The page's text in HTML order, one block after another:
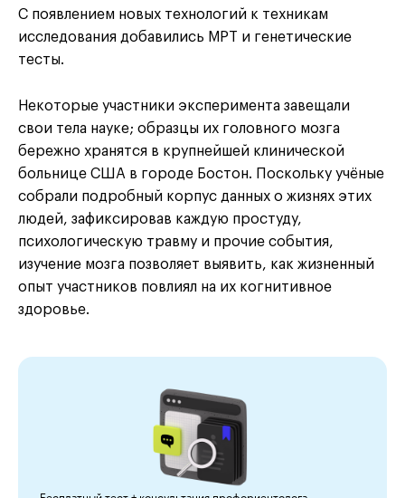
С появлением новых технологий к техникам
исследования добавились МРТ и генетические
тесты.
Некоторые участники эксперимента завещали
свои тела науке; образцы их головного мозга
бережно хранятся в крупнейшей клинической
больнице США в городе Бостон. Поскольку учёные
собрали подробный корпус данных о жизнях этих
людей, зафиксировав каждую простуду,
психологическую травму и прочие события,
изучение мозга позволяет выявить, как жизненный
опыт участников повлиял на их когнитивное
здоровье.